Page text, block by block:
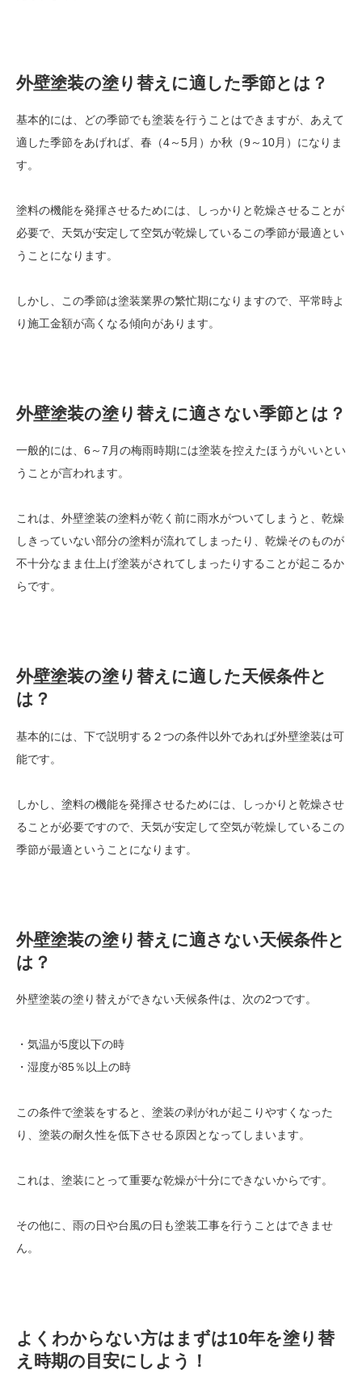
外壁塗装の塗り替えに適した季節とは？
基本的には、どの季節でも塗装を行うことはできますが、あえて
適した季節をあげれば、春（4～5月）か秋（9～10月）になりま
す。
塗料の機能を発揮させるためには、しっかりと乾燥させることが
必要で、天気が安定して空気が乾燥しているこの季節が最適とい
うことになります。
しかし、この季節は塗装業界の繁忙期になりますので、平常時よ
り施工金額が高くなる傾向があります。
外壁塗装の塗り替えに適さない季節とは？
一般的には、6～7月の梅雨時期には塗装を控えたほうがいいとい
うことが言われます。
これは、外壁塗装の塗料が乾く前に雨水がついてしまうと、乾燥
しきっていない部分の塗料が流れてしまったり、乾燥そのものが
不十分なまま仕上げ塗装がされてしまったりすることが起こるか
らです。
外壁塗装の塗り替えに適した天候条件と
は？
基本的には、下で説明する２つの条件以外であれば外壁塗装は可
能です。
しかし、塗料の機能を発揮させるためには、しっかりと乾燥させ
ることが必要ですので、天気が安定して空気が乾燥しているこの
季節が最適ということになります。
外壁塗装の塗り替えに適さない天候条件と
は？
外壁塗装の塗り替えができない天候条件は、次の2つです。
・気温が5度以下の時
・湿度が85％以上の時
この条件で塗装をすると、塗装の剥がれが起こりやすくなった
り、塗装の耐久性を低下させる原因となってしまいます。
これは、塗装にとって重要な乾燥が十分にできないからです。
その他に、雨の日や台風の日も塗装工事を行うことはできませ
ん。
よくわからない方はまずは10年を塗り替
え時期の目安にしよう！